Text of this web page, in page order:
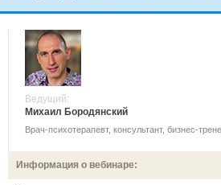
Ведущий:
Михаил Бородянский
Врач-психотерапевт, консультант, бизнес-
Информация о вебинаре: